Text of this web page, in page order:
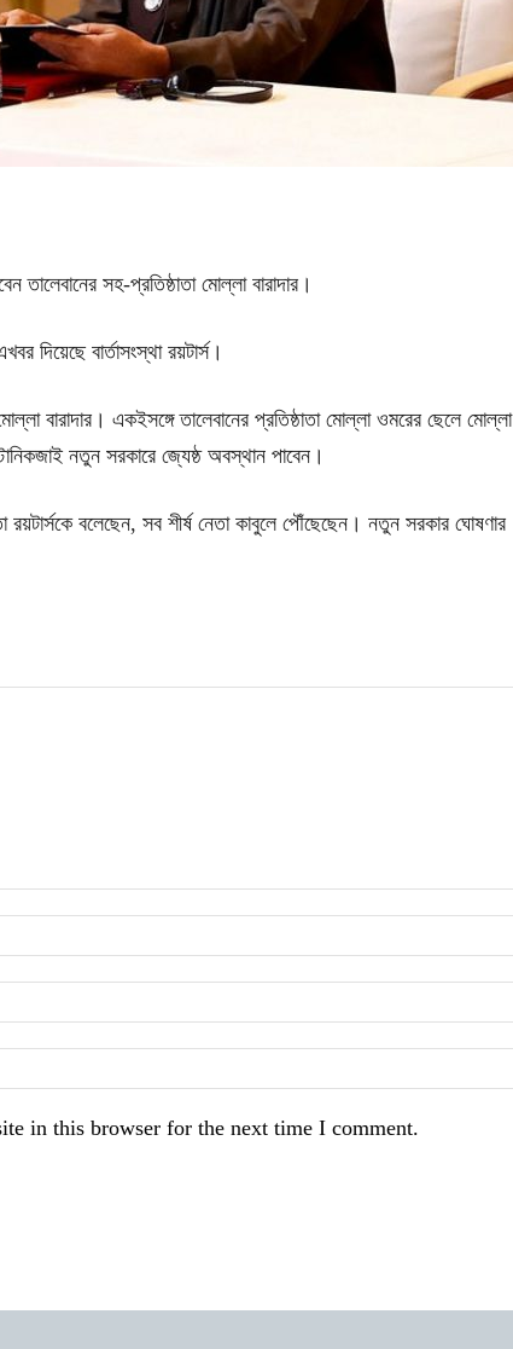
সহ-প্রতিষ্ঠাতা মোল্লা বারাদার।
দিয়েছে বার্তাসংস্থা রয়টার্স।
বারাদার। একইসঙ্গে তালেবানের প্রতিষ্ঠাতা মোল্লা ওমরের ছেলে মোল্লা
নতুন সরকারে জ্যেষ্ঠ অবস্থান পাবেন।
বলেছেন, সব শীর্ষ নেতা কাবুলে পৌঁছেছেন। নতুন সরকার ঘোষণার
in this browser for the next time I comment.